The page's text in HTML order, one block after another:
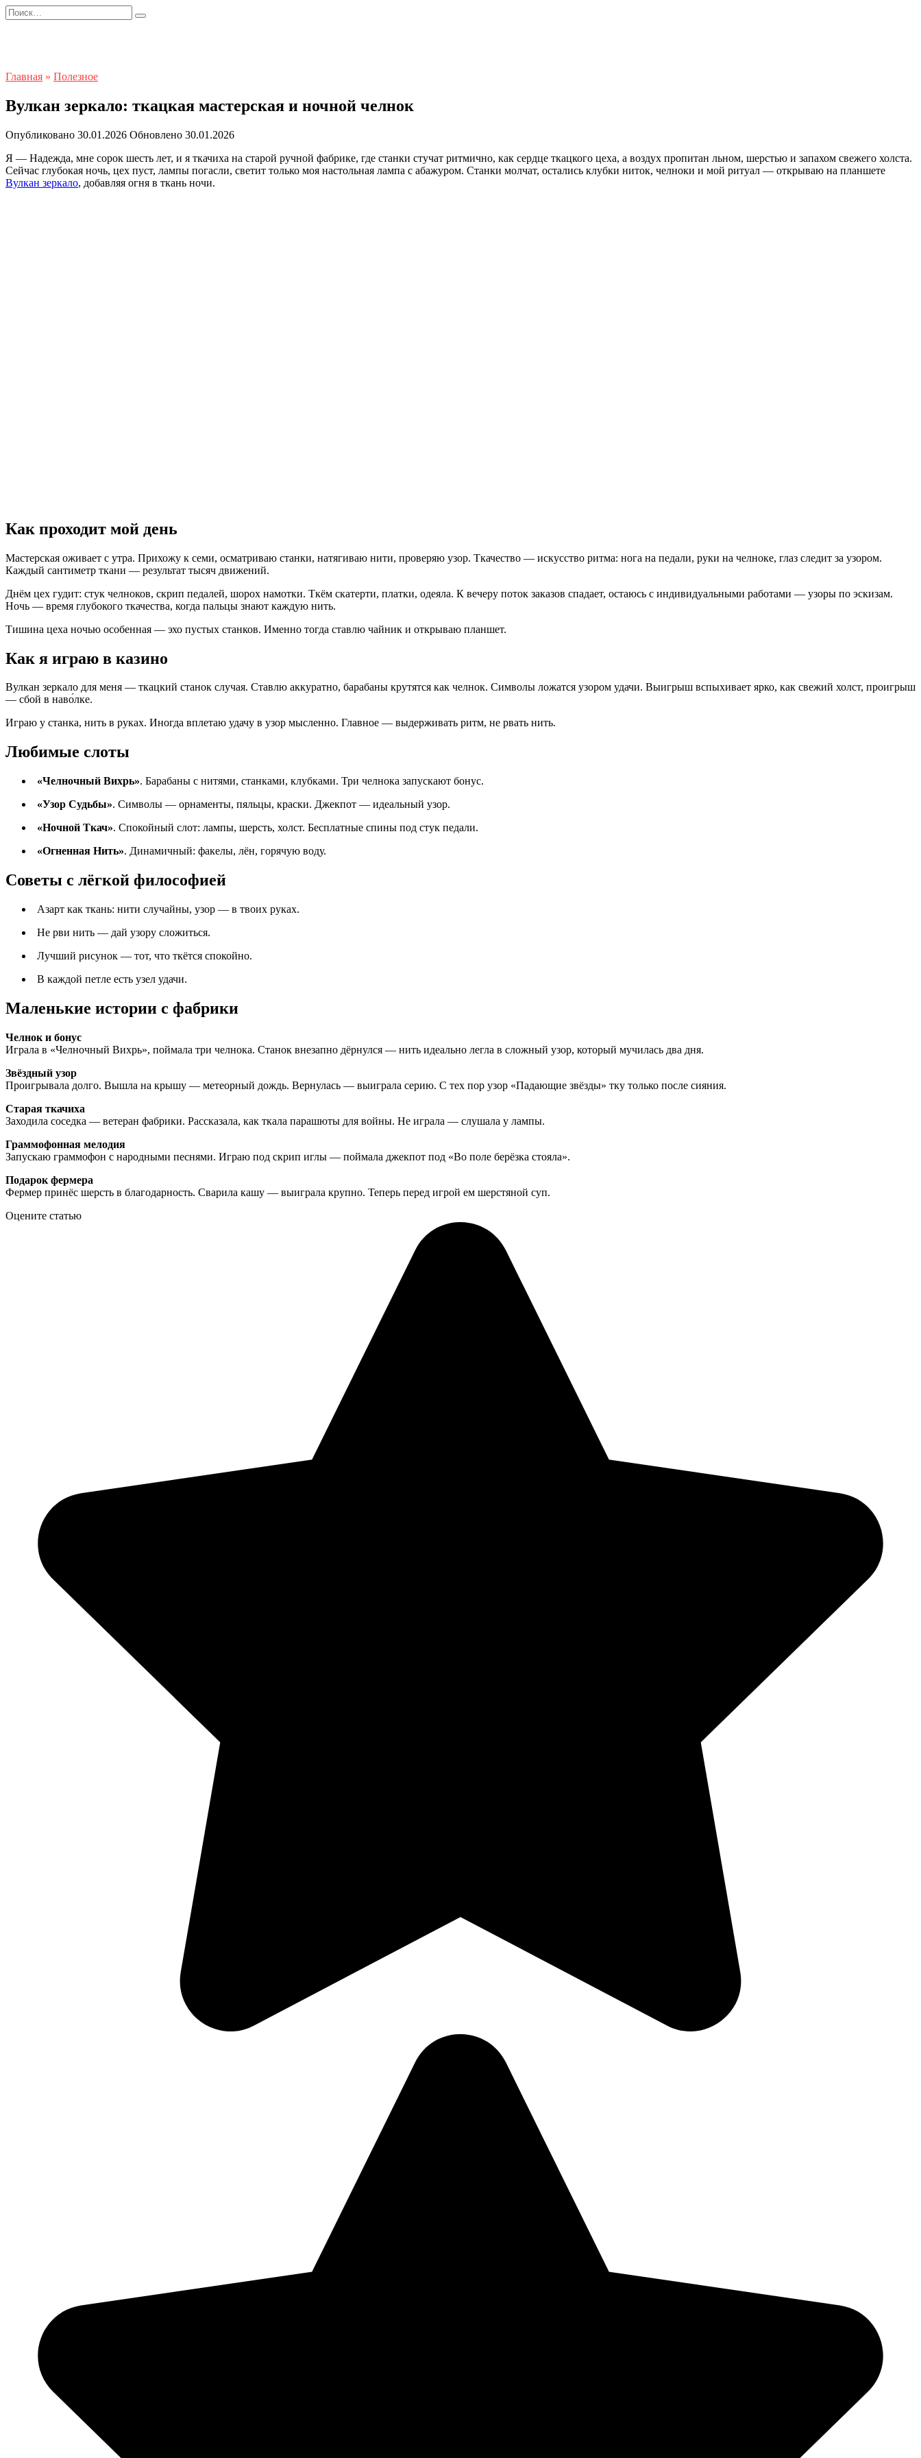
Перейти
к
Search
for:
Главная » Полезное
Вулкан зеркало: ткацкая мастерская и ночной челнок
Опубликовано 30.01.2026 Обновлено 30.01.2026
Я — Надежда, мне сорок шесть лет, и я ткачиха на старой ручной фабрике, где станки стучат ритмично, как сердце ткацкого цеха, а воздух пропитан льном, шерстью и запахом свежего холста.
Сейчас глубокая ночь, цех пуст, лампы погасли, светит только моя настольная лампа с абажуром. Станки молчат, остались клубки ниток, челноки и мой ритуал — открываю на планшете
Вулкан зеркало, добавляя огня в ткань ночи.
Как проходит мой день
Мастерская оживает с утра. Прихожу к семи, осматриваю станки, натягиваю нити, проверяю узор. Ткачество — искусство ритма: нога на педали, руки на челноке, глаз следит за узором.
Каждый сантиметр ткани — результат тысяч движений.
Днём цех гудит: стук челноков, скрип педалей, шорох намотки. Ткём скатерти, платки, одеяла. К вечеру поток заказов спадает, остаюсь с индивидуальными работами — узоры по эскизам.
Ночь — время глубокого ткачества, когда пальцы знают каждую нить.
Тишина цеха ночью особенная — эхо пустых станков. Именно тогда ставлю чайник и открываю планшет.
Как я играю в казино
Вулкан зеркало для меня — ткацкий станок случая. Ставлю аккуратно, барабаны крутятся как челнок. Символы ложатся узором удачи. Выигрыш вспыхивает ярко, как свежий холст, проигрыш
— сбой в наво́лке.
Играю у станка, нить в руках. Иногда вплетаю удачу в узор мысленно. Главное — выдерживать ритм, не рвать нить.
Любимые слоты
«Челночный Вихрь». Барабаны с нитями, станками, клубками. Три челнока запускают бонус.
«Узор Судьбы». Символы — орнаменты, пяльцы, краски. Джекпот — идеальный узор.
«Ночной Ткач». Спокойный слот: лампы, шерсть, холст. Бесплатные спины под стук педали.
«Огненная Нить». Динамичный: факелы, лён, горячую воду.
Советы с лёгкой философией
Азарт как ткань: нити случайны, узор — в твоих руках.
Не рви нить — дай узору сложиться.
Лучший рисунок — тот, что ткётся спокойно.
В каждой петле есть узел удачи.
Маленькие истории с фабрики
Челнок и бонус
Играла в «Челночный Вихрь», поймала три челнока. Станок внезапно дёрнулся — нить идеально легла в сложный узор, который мучилась два дня.
Звёздный узор
Проигрывала долго. Вышла на крышу — метеорный дождь. Вернулась — выиграла серию. С тех пор узор «Падающие звёзды» тку только после сияния.
Старая ткачиха
Заходила соседка — ветеран фабрики. Рассказала, как ткала парашюты для войны. Не играла — слушала у лампы.
Граммофонная мелодия
Запускаю граммофон с народными песнями. Играю под скрип иглы — поймала джекпот под «Во поле берёзка стояла».
Подарок фермера
Фермер принёс шерсть в благодарность. Сварила кашу — выиграла крупно. Теперь перед игрой ем шерстяной суп.
Оцените статью